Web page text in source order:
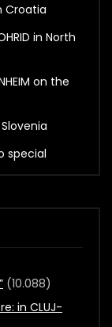
Croatia
in North
on the
special
(10.088)
in CLUJ-